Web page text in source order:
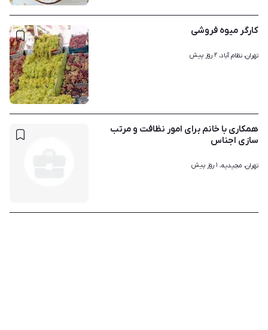
۳
کارگر میوه فروشی
تهران، نظام آباد، ۲ روز پیش
همکاری با خانم برای امور نظافت و مرتب
سازی اجناس
تهران، مجیدیه، ۱ روز پیش